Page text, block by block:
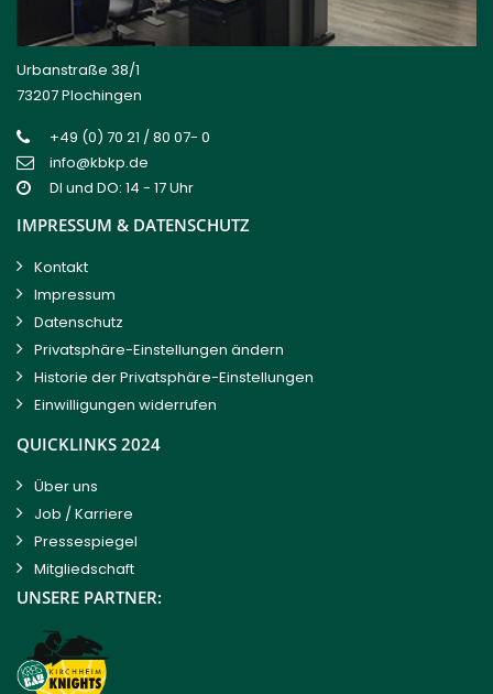
Urbanstraße 38/1
73207 Plochingen
+49 (0) 70 21 / 80 07- 0
info@kbkp.de
DI und DO: 14 - 17 Uhr
IMPRESSUM & DATENSCHUTZ
Kontakt
Impressum
Datenschutz
Privatsphäre-Einstellungen ändern
Historie der Privatsphäre-Einstellungen
Einwilligungen widerrufen
QUICKLINKS 2024
Über uns
Job / Karriere
Pressespiegel
Mitgliedschaft
UNSERE PARTNER: